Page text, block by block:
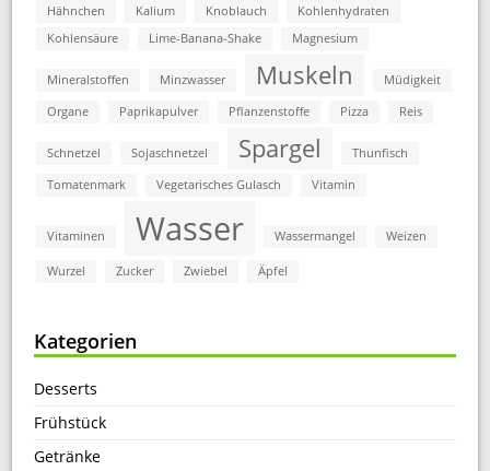
Hähnchen Kalium Knoblauch
Kohlenhydraten
Kohlensäure
Lime-Banana-Shake Magnesium
Mineralstoffen Minzwasser Muskeln Müdigkeit
Organe Paprikapulver Pflanzenstoffe Pizza Reis
Schnetzel Sojaschnetzel Spargel Thunfisch
Tomatenmark Vegetarisches Gulasch Vitamin
Vitaminen Wasser Wassermangel Weizen
Wurzel Zucker Zwiebel Äpfel
Kategorien
Desserts
Frühstück
Getränke